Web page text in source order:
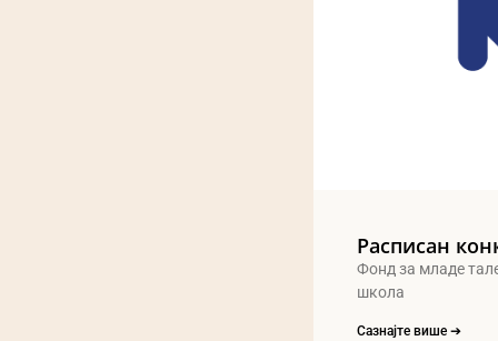
Расписан
Фонд за младе
школа
Сазнајте више ➔